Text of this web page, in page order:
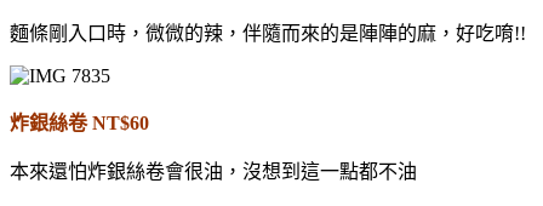
麵條剛入口時，微微的辣，伴隨而來的是陣陣的麻，好吃唷!!
炸銀絲卷 NT$60
本來還怕炸銀絲卷會很油，沒想到這一點都不油